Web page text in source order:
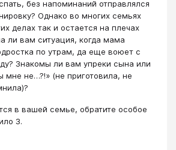
без напоминаний отправлялся
Однако во многих семьях
делах так и остается на плечах
ли вам ситуация, когда мама
по утрам, да еще воюет с
Знакомы ли вам упреки сына или
мне не…?!» (не приготовила, не
в вашей семье, обратите особое
3.